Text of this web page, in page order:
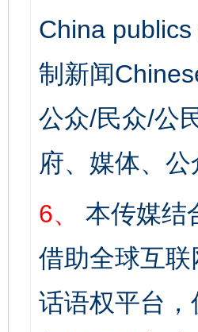
China
制新闻
公众/民众/公
府、媒体、
6、
本传媒结
借助全球互
话语权平台